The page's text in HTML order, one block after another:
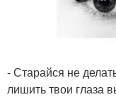
- Старайся не
лишить твои глаза